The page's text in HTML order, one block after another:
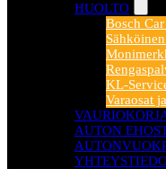
HUOLTO
Bosch
KL-
Varaosat
AUTON